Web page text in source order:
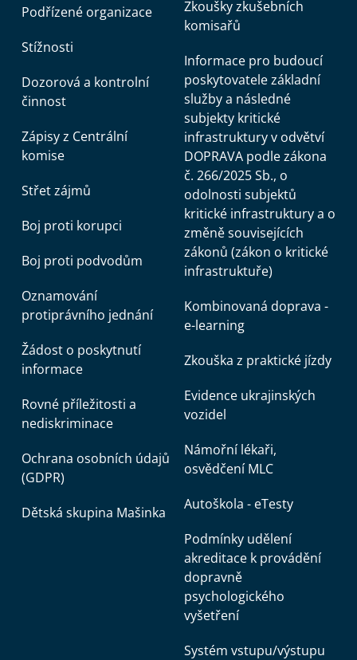
Podřízené organizace
Stížnosti
Dozorová a kontrolní
činnost
Zápisy z Centrální
komise
Střet zájmů
Boj proti korupci
Boj proti podvodům
Oznamování
protiprávního jednání
Žádost o poskytnutí
informace
Rovné příležitosti a
nediskriminace
Ochrana osobních údajů
(GDPR)
Dětská skupina Mašinka
Zkoušky zkušebních
komisařů
Informace pro budoucí
poskytovatele základní
služby a následné
subjekty kritické
infrastruktury v odvětví
DOPRAVA podle zákona
č. 266/2025 Sb., o
odolnosti subjektů
kritické infrastruktury a o
změně souvisejících
zákonů (zákon o kritické
infrastruktuře)
Kombinovaná doprava -
e-learning
Zkouška z praktické jízdy
Evidence ukrajinských
vozidel
Námořní lékaři,
osvědčení MLC
Autoškola - eTesty
Podmínky udělení
akreditace k provádění
dopravně
psychologického
vyšetření
Systém vstupu/výstupu